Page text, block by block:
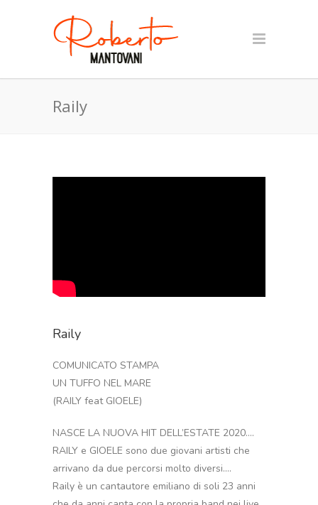
Raily
Raily
COMUNICATO STAMPA
UN TUFFO NEL MARE
(RAILY feat GIOELE)
NASCE LA NUOVA HIT DELL’ESTATE 2020….
RAILY e GIOELE sono due giovani artisti che
arrivano da due percorsi molto diversi….
Raily è un cantautore emiliano di soli 23 anni